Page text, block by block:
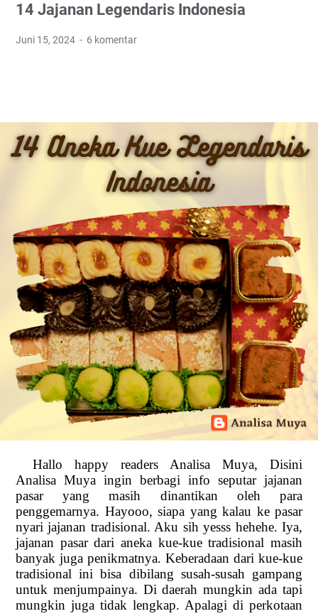
14 Jajanan Legendaris Indonesia
Juni 15, 2024 6 komentar
Hallo happy readers Analisa Muya, Disini
Analisa Muya ingin berbagi info seputar jajanan
pasar yang masih dinantikan oleh para
penggemarnya. Hayooo, siapa yang kalau ke pasar
nyari jajanan tradisional. Aku sih yesss hehehe. Iya,
jajanan pasar dari aneka kue-kue tradisional masih
banyak juga penikmatnya. Keberadaan dari kue-kue
tradisional ini bisa dibilang susah-susah gampang
untuk menjumpainya. Di daerah mungkin ada tapi
mungkin juga tidak lengkap. Apalagi di perkotaan